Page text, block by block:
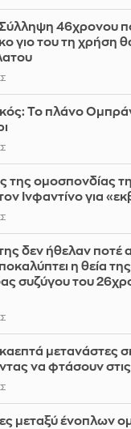
Σύλληψη 46χρονου
γιο του τη χρήση
Το πλάνο
της ομοσπονδίας
Ινφαντίνο για
δεν ήθελαν ποτέ
η θεία της
συζύγου του
μετανάστες
να φτάσουν στις
μεταξύ ένοπλων